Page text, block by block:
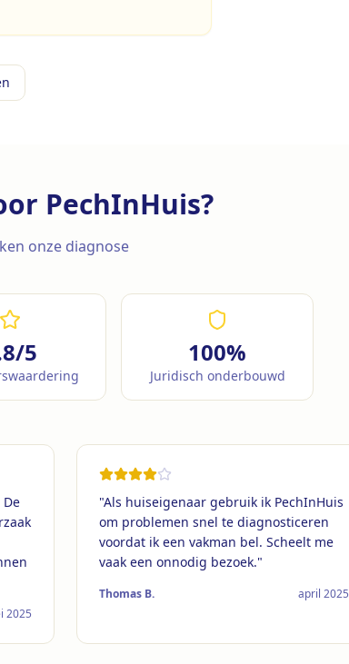
PechInHuis?
onze diagnose
5 100%
Juridisch onderbouwd
2025
"Als huiseigenaar gebruik ik PechInHuis
om problemen snel te diagnosticeren
voordat ik een vakman bel. Scheelt me
vaak een onnodig bezoek."
Thomas B. april 2025